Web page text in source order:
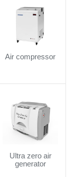
Air compressor
Ultra zero air
generator